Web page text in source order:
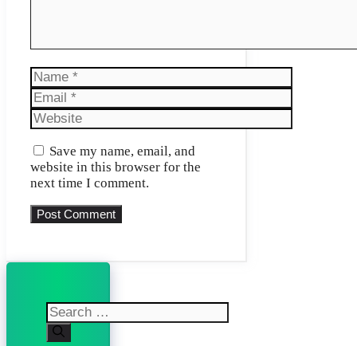
Name
Email
Website
Save my name, email, and
website in this browser for the
next time I comment.
Search
for: